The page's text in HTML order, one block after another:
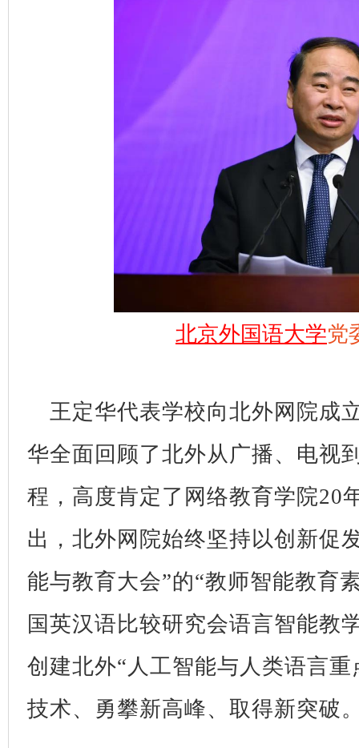
北京外国语大学党
王定华代表学校向北外网院成
华全面回顾了北外从广播、电视
程，高度肯定了网络教育学院20
出，北外网院始终坚持以创新促
能与教育大会”的“教师智能教育
国英汉语比较研究会语言智能教
创建北外“人工智能与人类语言
技术、勇攀新高峰、取得新突破